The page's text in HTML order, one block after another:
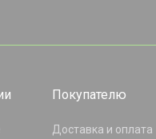
Покупателю
Доставка и оплата